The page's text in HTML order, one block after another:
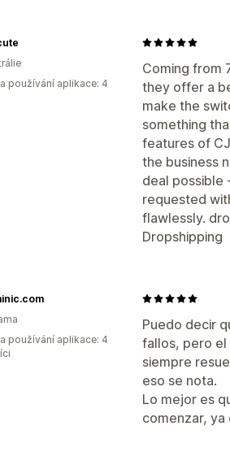
Coming from
they offer a
make the
something
features of
the business
deal possible
requested
flawlessly.
Dropshipping
používání aplikace: 4
Puedo decir
fallos, pero el
siempre
eso se nota.
Lo mejor es
comenzar,
používání aplikace: 4